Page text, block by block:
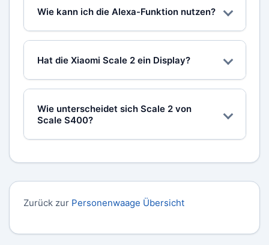
werden. Apple Health ist ebenfalls
Wie kann ich die Alexa-Funktion nutzen?
Über den Alexa Skill der Xiaomi Waage
können Gewichtsdaten per Sprachbefehl
Mi Fit verknüpft sein.
Hat die Xiaomi Scale 2 ein Display?
Nein, die Scale 2 hat kein eigenes Display.
Alle Werte werden ausschließlich in der App
angezeigt.
Wie unterscheidet sich Scale 2 von
Scale S400?
Messgrößen und verbesserter Genauigkeit.
Die Scale 2 ist das beste Budget-
Zurück zur Personenwaage Übersicht